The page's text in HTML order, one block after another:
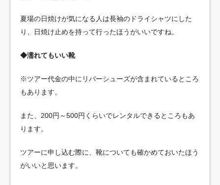
夏場の日焼けが気になる人は長袖のドライシャツにした
り、日焼け止めを持って行ったほうがいいですね。
◆濡れてもいい靴
※ツアー代金の中にリバーシューズが含まれているところ
もあります。
また、200円～500円くらいでレンタルできるところもあ
ります。
ツアーに申し込む際に、靴についても確かめておいたほう
がいいと思います。